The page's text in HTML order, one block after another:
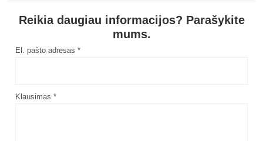
Reikia daugiau informacijos? Parašykite
mums.
El. pašto adresas *
Klausimas *